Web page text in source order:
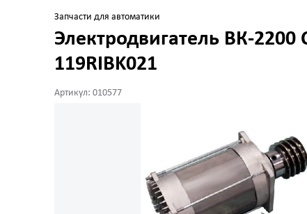
Запчасти для автоматики
Электродвигатель ВК-2200
119RIBK021
Артикул: 010577